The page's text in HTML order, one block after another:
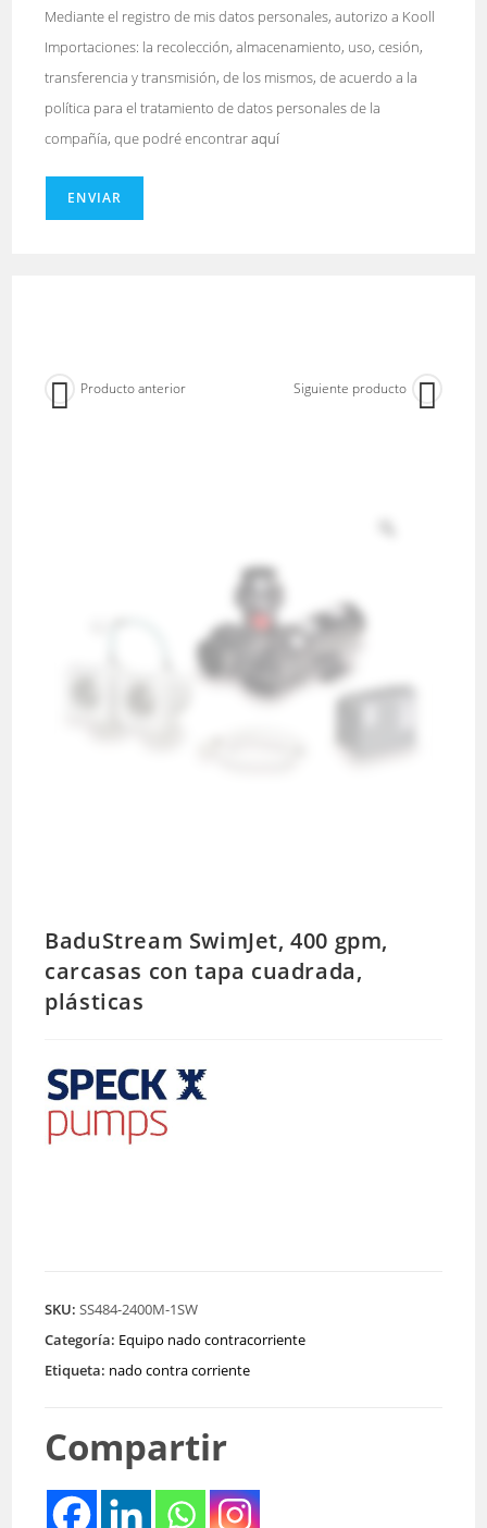
Mediante el registro de mis datos personales, autorizo a Kooll
Importaciones: la recolección, almacenamiento, uso, cesión,
transferencia y transmisión, de los mismos, de acuerdo a la
política para el tratamiento de datos personales de la
compañía, que podré encontraraquí
ENVIAR
Producto anterior Siguiente producto
BaduStream SwimJet, 400 gpm,
carcasas con tapa cuadrada,
plásticas
SKU:SS484-2400M-1SW
Categoría: Equipo nado contracorriente
Etiqueta: nado contra corriente
Compartir